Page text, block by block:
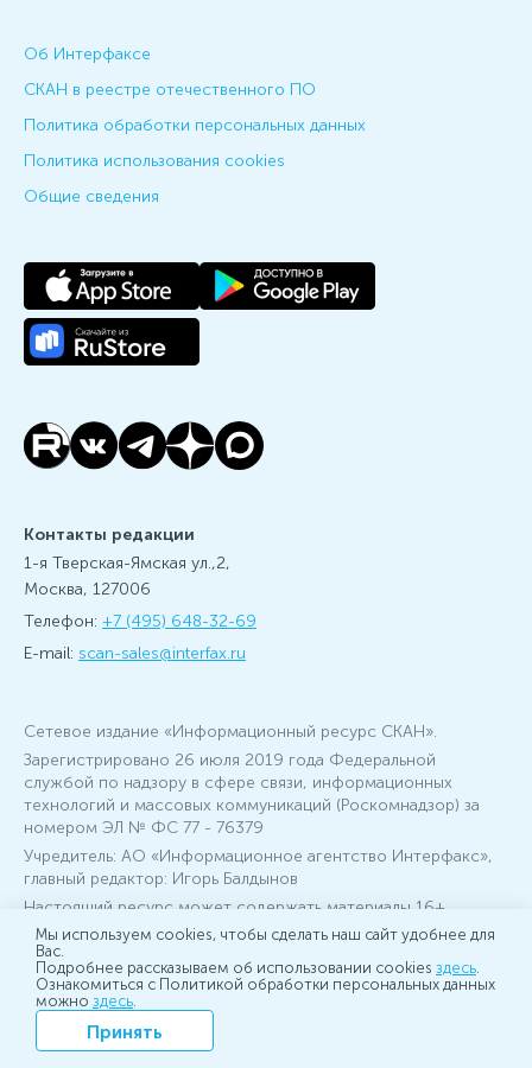
Об Интерфаксе
СКАН в реестре отечественного ПО
Политика обработки персональных данных
Политика использования cookies
Общие сведения
Сетевое издание «Информационный ресурс СКАН».
Зарегистрировано 26 июля 2019 года Федеральной
службой по надзору в сфере связи, информационных
технологий и массовых коммуникаций (Роскомнадзор) за
номером ЭЛ № ФС 77 - 76379
Учредитель: АО «Информационное агентство Интерфакс»,
главный редактор: Игорь Балдынов
Настоящий ресурс может содержать материалы 16+
© 2007-2026 Интерфакс
Дизайн –Motka.ru
Контакты редакции
1-я Тверская-Ямская ул.,2,
Москва, 127006
Телефон: +7 (495) 648-32-69
E-mail: scan-sales@interfax.ru
Мы используем cookies, чтобы сделать наш сайт удобнее для
Вас.
Подробнее рассказываем об использовании cookies здесь.
Ознакомиться с Политикой обработки персональных данных
можно здесь.
Принять